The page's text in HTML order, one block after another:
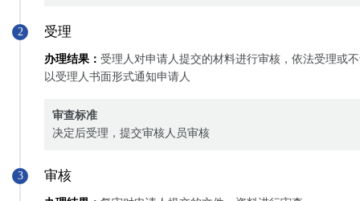
2 受理
办理结果： 受理人对申请人提交的材料进行审核，依法受理或
以受理人书面形式通知申请人
审查标准
决定后受理，提交审核人员审核
3 审核